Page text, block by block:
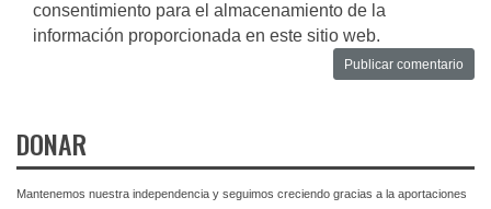
consentimiento para el almacenamiento de la
información proporcionada en este sitio web.
DONAR
Mantenemos nuestra independencia y seguimos creciendo gracias a la aportaciones